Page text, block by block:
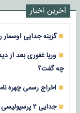
آخرین اخبار
گزینه جدایی
وریا غفوری بعد از
چه گفت؟
اخراج رسمی چهره
جدایی ۲ پرسپولیسی و استقلالی در یک روز